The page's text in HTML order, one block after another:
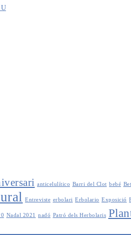
anticelulítico Barri del Clot bebé
Entreviste erbolari Erbolario Exposició
Nadal 2021 nadó Patró dels Herbolaris